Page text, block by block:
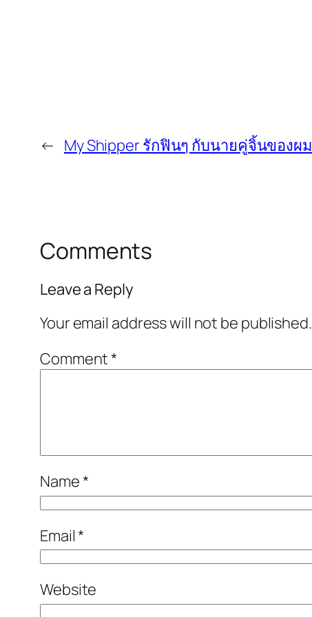
← My Shipper รักฟินๆ กับนายคู่จิ้นของผม
Comments
Leave a Reply
Your email address will not be published.
Comment*
Name*
Email*
Website